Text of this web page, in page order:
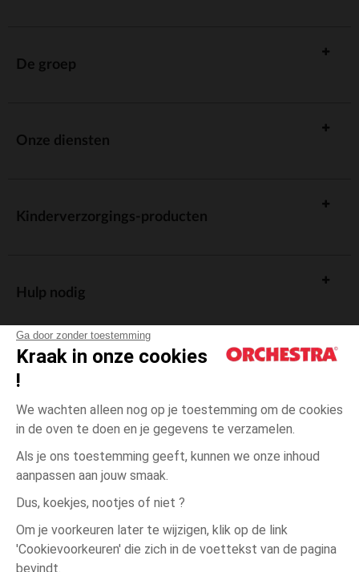
Ga door zonder toestemming
Kraak in onze cookies
!
We wachten alleen nog op je toestemming om de cookies
in de oven te doen en je gegevens te verzamelen.
Als je ons toestemming geeft, kunnen we onze inhoud
aanpassen aan jouw smaak.
Dus, koekjes, nootjes of niet ?
Om je voorkeuren later te wijzigen, klik op de link
'Cookievoorkeuren' die zich in de voettekst van de pagina
bevindt.
Groen Groen
3
De groep
Onze diensten
Kinderverzorgings-producten
Hulp nodig
Algemene verkoopsvoorwaarden
Wettelijke bepalingen
Persoonsgegevens